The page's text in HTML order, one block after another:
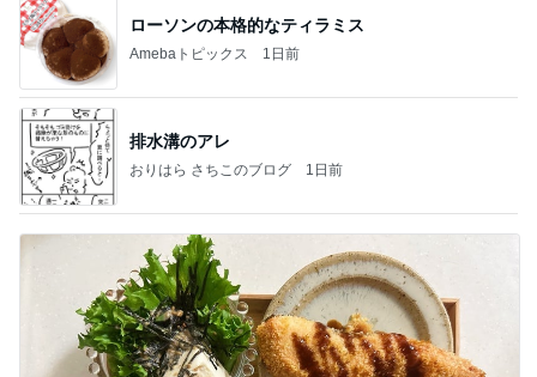
ローソンの本格的なティラミス
Amebaトピックス 1日前
排水溝のアレ
おりはら さちこのブログ 1日前